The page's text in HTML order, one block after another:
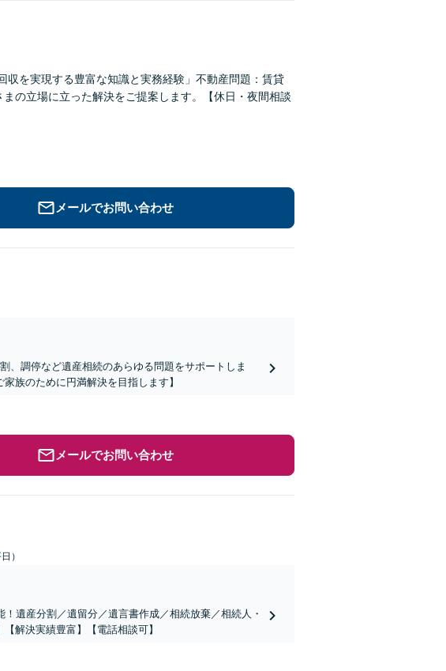
収を実現する豊富な知識と実務経験」不動産問題：賃貸
の立場に立った解決をご提案します。【休日・夜間相談
メールでお問い合わせ
、調停など遺産相続のあらゆる問題をサポートしま
族のために円満解決を目指します】
メールでお問い合わせ
）
遺産分割／遺留分／遺言書作成／相続放棄／相続人・
解決実績豊富】【電話相談可】